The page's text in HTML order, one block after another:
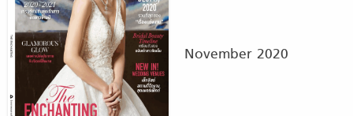
November 2020